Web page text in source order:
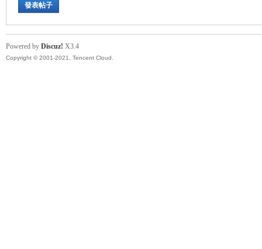
發表帖子
Powered by Discuz! X3.4
Copyright © 2001-2021, Tencent Cloud.